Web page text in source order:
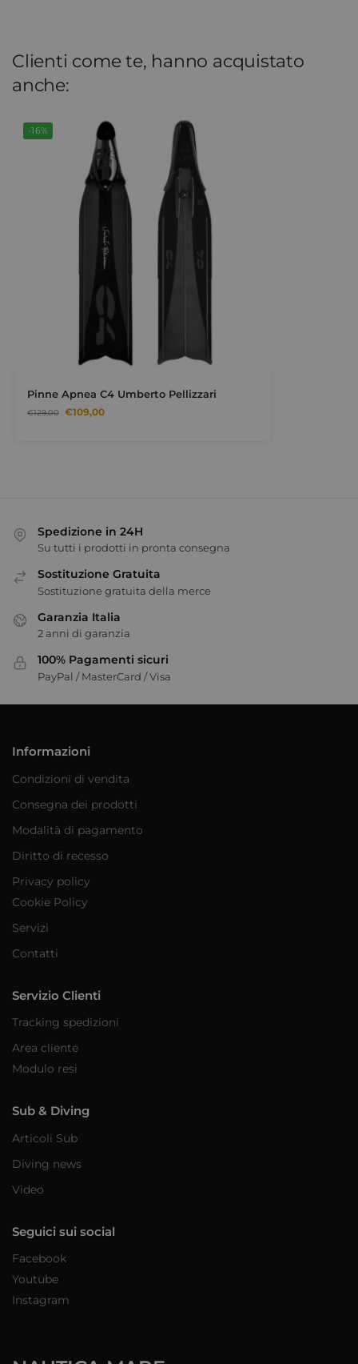
Clienti come te, hanno acquistato
anche:
-16%
Pinne Apnea C4 Umberto Pellizzari
€129,00 €109,00
Spedizione in 24H
Su tutti i prodotti in pronta consegna
Sostituzione Gratuita
Sostituzione gratuita della merce
Garanzia Italia
2 anni di garanzia
100% Pagamenti sicuri
PayPal / MasterCard / Visa
Informazioni
Condizioni di vendita
Consegna dei prodotti
Modalità di pagamento
Diritto di recesso
Privacy policy
Cookie Policy
Servizi
Contatti
Servizio Clienti
Tracking spedizioni
Area cliente
Modulo resi
Sub & Diving
Articoli Sub
Diving news
Video
Seguici sui social
Facebook
Youtube
Instagram